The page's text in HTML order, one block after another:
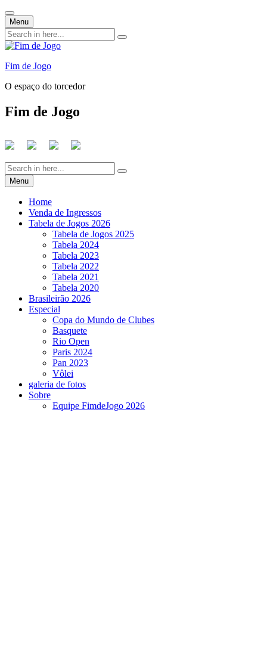
Menu Skip
to
content
Search
for:
Fim de Jogo
O espaço do torcedor
Fim de Jogo
Search
for:Menu Skip
to
content
Home
Venda de Ingressos
Tabela de Jogos 2026
Tabela de Jogos 2025
Tabela 2024
Tabela 2023
Tabela 2022
Tabela 2021
Tabela 2020
Brasileirão 2026
Especial
Copa do Mundo de Clubes
Basquete
Rio Open
Paris 2024
Pan 2023
Vôlei
galeria de fotos
Sobre
Equipe FimdeJogo 2026